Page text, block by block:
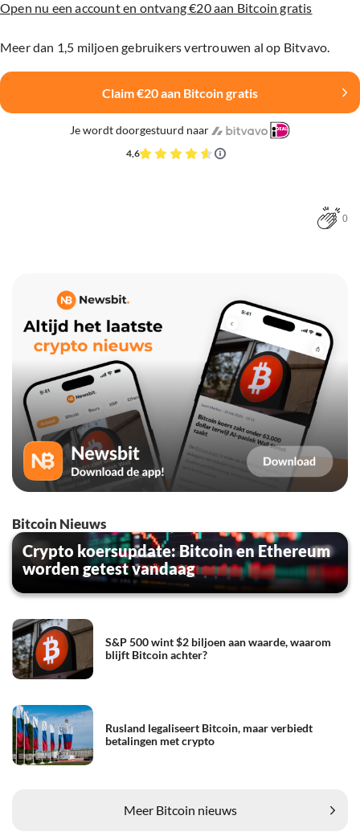
Open nu een account en ontvang €20 aan Bitcoin gratis
Meer dan 1,5 miljoen gebruikers vertrouwen al op Bitvavo.
Claim €20 aan Bitcoin gratis
Je wordt doorgestuurd naar
4,6
0
Bitcoin Nieuws
Crypto koersupdate: Bitcoin en Ethereum
worden getest vandaag
S&P 500 wint $2 biljoen aan waarde, waarom
blijft Bitcoin achter?
Rusland legaliseert Bitcoin, maar verbiedt
betalingen met crypto
Meer Bitcoin nieuws